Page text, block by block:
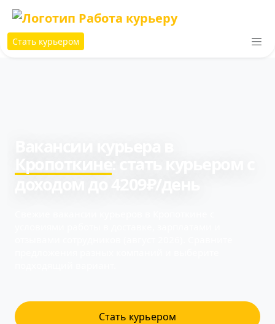
Стать курьером
Стать курьером